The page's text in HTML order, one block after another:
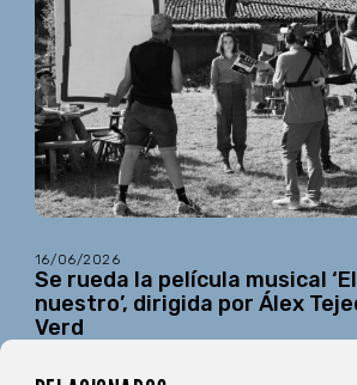
16/06/2026
Se rueda la película musical
nuestro’, dirigida por Álex
Verd